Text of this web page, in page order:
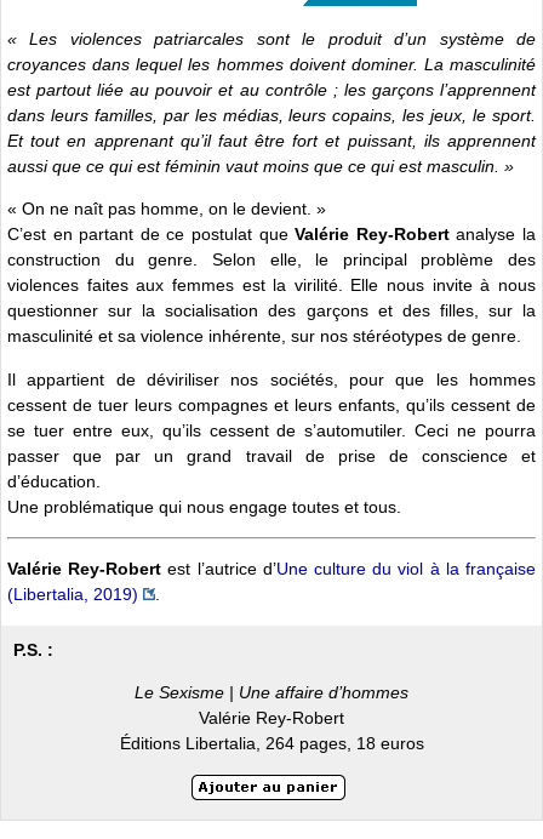
« Les violences patriarcales sont le produit d’un système de
croyances dans lequel les hommes doivent dominer. La masculinité
est partout liée au pouvoir et au contrôle ; les garçons l’apprennent
dans leurs familles, par les médias, leurs copains, les jeux, le sport.
Et tout en apprenant qu’il faut être fort et puissant, ils apprennent
aussi que ce qui est féminin vaut moins que ce qui est masculin. »
« On ne naît pas homme, on le devient. »
C’est en partant de ce postulat queValérie Rey-Robertanalyse la
construction du genre. Selon elle, le principal problème des
violences faites aux femmes est la virilité. Elle nous invite à nous
questionner sur la socialisation des garçons et des filles, sur la
masculinité et sa violence inhérente, sur nos stéréotypes de genre.
Il appartient de déviriliser nos sociétés, pour que les hommes
cessent de tuer leurs compagnes et leurs enfants, qu’ils cessent de
se tuer entre eux, qu’ils cessent de s’automutiler. Ceci ne pourra
passer que par un grand travail de prise de conscience et
d’éducation.
Une problématique qui nous engage toutes et tous.
Valérie Rey-Robert est l’autrice d’Une culture du viol à la française
(Libertalia, 2019)
.
P.S. :
Le Sexisme | Une affaire d’hommes
Valérie Rey-Robert
Éditions Libertalia, 264 pages, 18 euros